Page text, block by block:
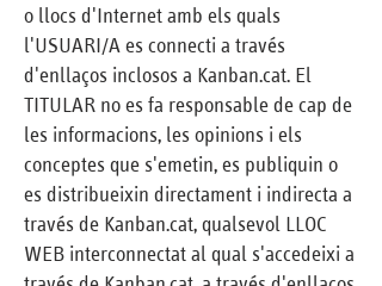
o llocs d'Internet amb els quals
l'USUARI/A es connecti a través
d'enllaços inclosos a Kanban.cat. El
TITULAR no es fa responsable de cap de
les informacions, les opinions i els
conceptes que s'emetin, es publiquin o
es distribueixin directament i indirecta a
través de Kanban.cat, qualsevol LLOC
WEB interconnectat al qual s'accedeixi a